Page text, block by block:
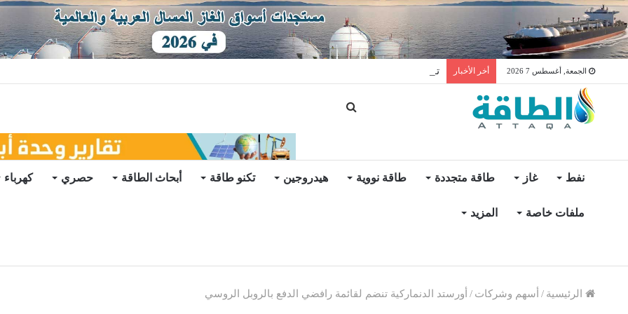
الجمعة, أغسطس 7 2026 أخر الأخبار توليد الكهرباء بالغاز في الإمارات يرتفع للعام الثاني
نفط غاز طاقة متجددة طاقة نووية هيدروجين تكنو طاقة أبحاث الطاقة حصري كهرباء
ملفات خاصة المزيد
الرئيسية / أسهم وشركات / أورستد الدنماركية تنضم لقائمة رافضي الدفع بالروبل الروسي